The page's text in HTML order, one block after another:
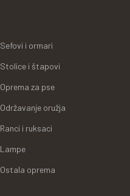
Sefovi i ormari
Stolice i štapovi
Oprema za pse
Održavanje oružja
Ranci i ruksaci
Lampe
Ostala oprema